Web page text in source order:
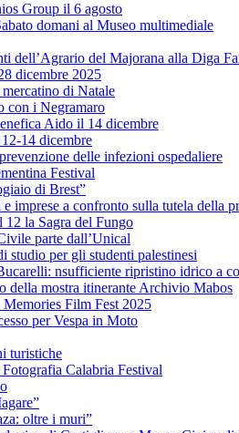
Group il 6 agosto
domani al Museo multimediale
del Majorana alla Diga
dicembre 2025
di Natale
i Negramaro
Aido il 14 dicembre
14 dicembre
delle infezioni ospedaliere
Festival
di Brest”
a confronto sulla tutela della
la Sagra del Fungo
parte dall’Unical
studio per gli studenti palestinesi
nsufficiente ripristino idrico a
della mostra itinerante Archivio Mabos
Film Fest 2025
per Vespa in Moto
turistiche
Calabria Festival
oltre i muri”